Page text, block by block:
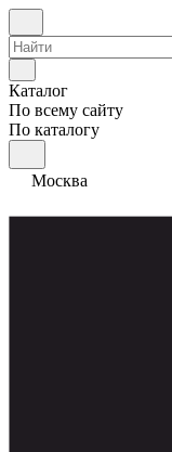
Каталог
По всему сайту
По каталогу
Москва